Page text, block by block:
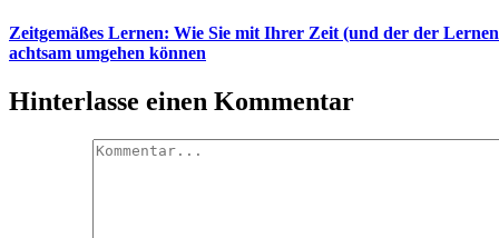
Zeitgemäßes Lernen: Wie Sie mit Ihrer Zeit (und der der
achtsam umgehen können
Hinterlasse einen Kommentar